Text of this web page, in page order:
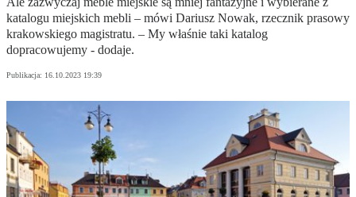
katalogu miejskich mebli – mówi Dariusz Nowak, rzecznik prasowy
krakowskiego magistratu. – My właśnie taki katalog
dopracowujemy - dodaje.
Publikacja: 16.10.2023 19:39